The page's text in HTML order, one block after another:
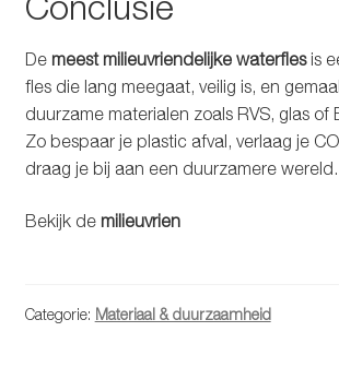
De meest milieuvriendelijke waterflesis
fles die lang meegaat, veilig is, en
duurzame materialen zoals RVS, glas of
Zo bespaar je plastic afval, verlaag je
draag je bij aan een duurzamere wereld.
Bekijk de milieuvrien
Categorie: Materiaal & duurzaamheid